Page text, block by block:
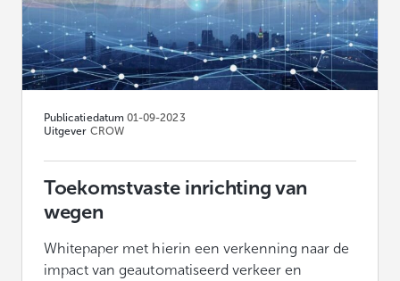
Publicatiedatum 01-09-2023
Uitgever CROW
Toekomstvaste inrichting van
wegen
Whitepaper met hierin een verkenning naar de
impact van geautomatiseerd verkeer en